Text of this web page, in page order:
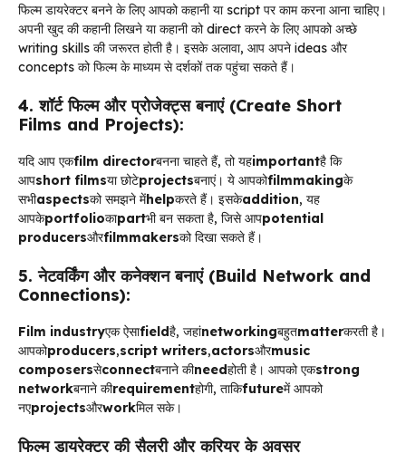
फिल्म डायरेक्टर बनने के लिए आपको कहानी या script पर काम करना आना चाहिए।
अपनी खुद की कहानी लिखने या कहानी को direct करने के लिए आपको अच्छे
writing skills की जरूरत होती है। इसके अलावा, आप अपने ideas और
concepts को फिल्म के माध्यम से दर्शकों तक पहुंचा सकते हैं।
4. शॉर्ट फिल्म और प्रोजेक्ट्स बनाएं (Create Short
Films and Projects):
यदि आप एकfilm directorबनना चाहते हैं, तो यहimportantहै कि
आपshort filmsया छोटेprojectsबनाएं। ये आपकोfilmmakingके
सभीaspectsको समझने मेंhelpकरते हैं। इसकेaddition, यह
आपकेportfolioकाpartभी बन सकता है, जिसे आपpotential
producersऔरfilmmakersको दिखा सकते हैं।
5. नेटवर्किंग और कनेक्शन बनाएं (Build Network and
Connections):
Film industryएक ऐसाfieldहै, जहांnetworkingबहुतmatterकरती है।
आपकोproducers,script writers,actorsऔरmusic
composersसेconnectबनाने कीneedहोती है। आपको एकstrong
networkबनाने कीrequirementहोगी, ताकिfutureमें आपको
नएprojectsऔरworkमिल सके।
फिल्म डायरेक्टर की सैलरी और करियर के अवसर